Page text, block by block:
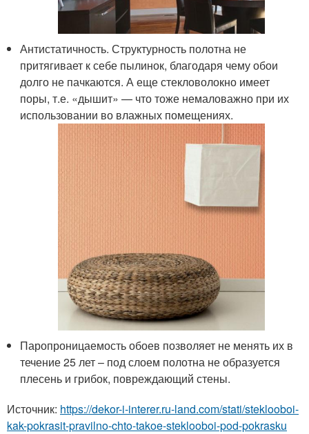
Антистатичность. Структурность полотна не
притягивает к себе пылинок, благодаря чему обои
долго не пачкаются. А еще стекловолокно имеет
поры, т.е. «дышит» — что тоже немаловажно при их
использовании во влажных помещениях.
Паропроницаемость обоев позволяет не менять их в
течение 25 лет – под слоем полотна не образуется
плесень и грибок, повреждающий стены.
Источник: https://dekor-i-interer.ru-land.com/stati/steklooboi-
kak-pokrasit-pravilno-chto-takoe-steklooboi-pod-pokrasku